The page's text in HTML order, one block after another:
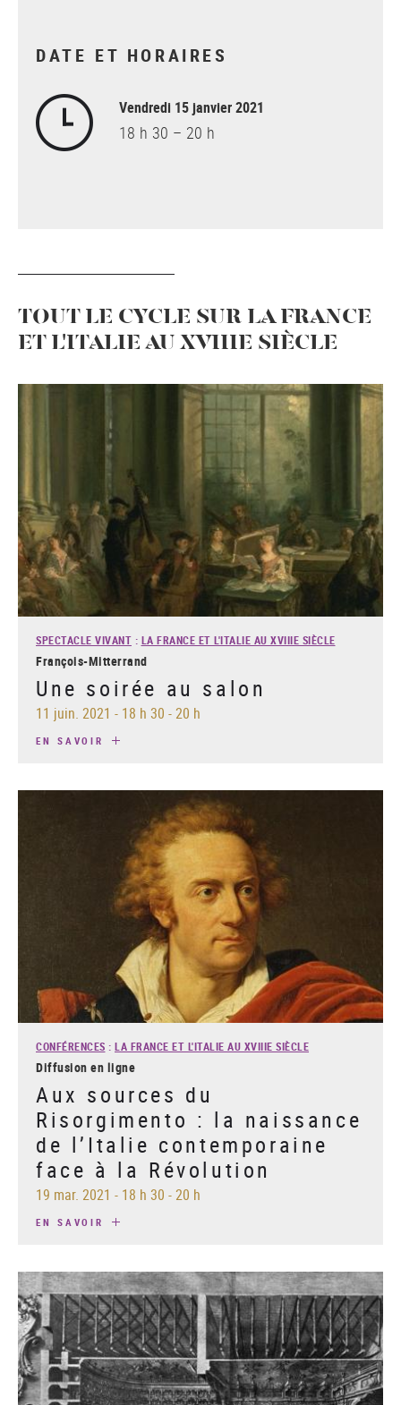
DATE ET HORAIRES
Vendredi 15 janvier 2021
18 h 30 – 20 h
TOUT LE CYCLE SUR LA FRANCE
ET L'ITALIE AU XVIIIE SIÈCLE
SPECTACLE VIVANT : LA FRANCE ET L'ITALIE AU XVIIIE SIÈCLE
François-Mitterrand
Une soirée au salon
11 juin. 2021 - 18 h 30 - 20 h
EN SAVOIR
CONFÉRENCES : LA FRANCE ET L'ITALIE AU XVIIIE SIÈCLE
Diffusion en ligne
Aux sources du
Risorgimento : la naissance
de l’Italie contemporaine
face à la Révolution
19 mar. 2021 - 18 h 30 - 20 h
EN SAVOIR